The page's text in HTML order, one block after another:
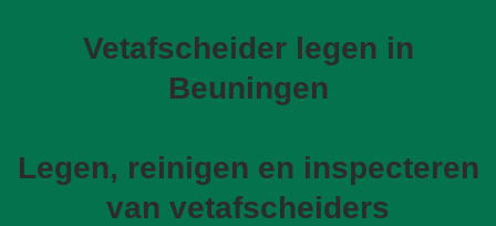
Vetafscheider legen in
Beuningen
Legen, reinigen en inspecteren
van vetafscheiders